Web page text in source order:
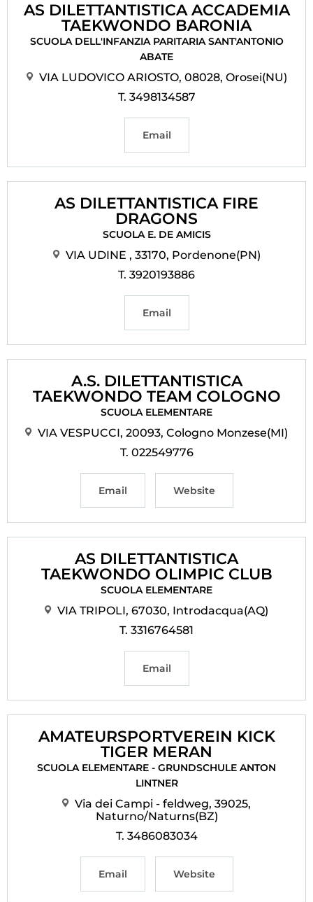
AS DILETTANTISTICA ACCADEMIA
TAEKWONDO BARONIA
SCUOLA DELL'INFANZIA PARITARIA SANT'ANTONIO
ABATE
VIA LUDOVICO ARIOSTO, 08028, Orosei(NU)
T. 3498134587
Email
AS DILETTANTISTICA FIRE
DRAGONS
SCUOLA E. DE AMICIS
VIA UDINE , 33170, Pordenone(PN)
T. 3920193886
Email
A.S. DILETTANTISTICA
TAEKWONDO TEAM COLOGNO
SCUOLA ELEMENTARE
VIA VESPUCCI, 20093, Cologno Monzese(MI)
T. 022549776
Email Website
AS DILETTANTISTICA
TAEKWONDO OLIMPIC CLUB
SCUOLA ELEMENTARE
VIA TRIPOLI, 67030, Introdacqua(AQ)
T. 3316764581
Email
AMATEURSPORTVEREIN KICK
TIGER MERAN
SCUOLA ELEMENTARE - GRUNDSCHULE ANTON
LINTNER
Via dei Campi - feldweg, 39025,
Naturno/Naturns(BZ)
T. 3486083034
Email Website